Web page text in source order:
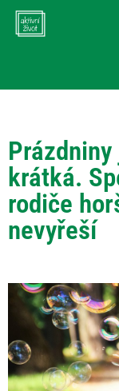
krátká.
rodiče
nevyřeší